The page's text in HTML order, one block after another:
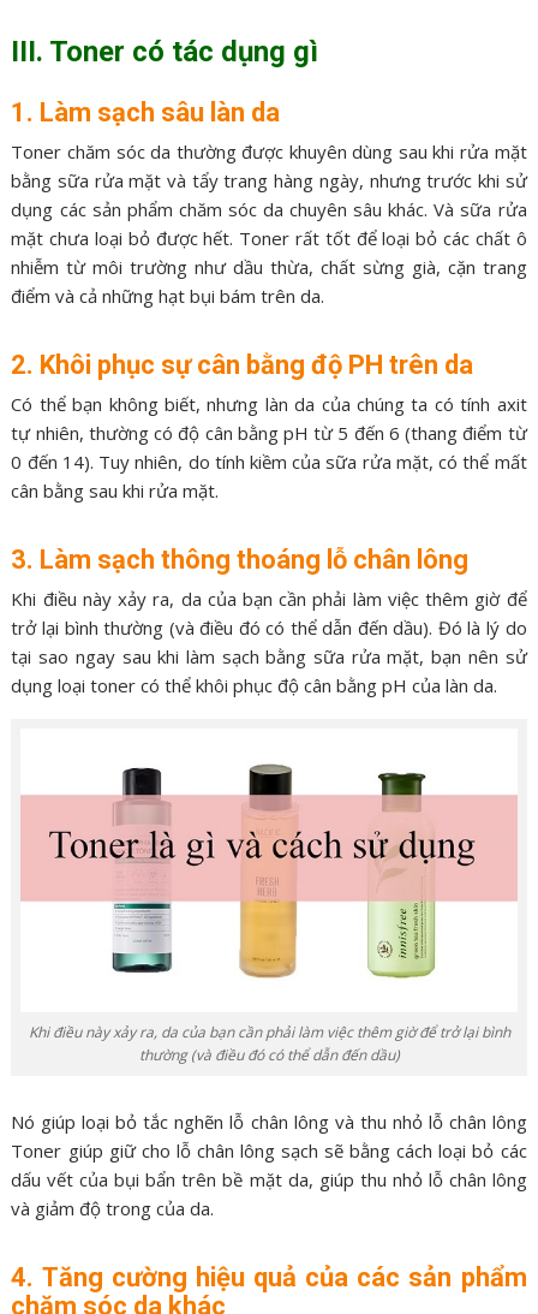
III. Toner có tác dụng gì
1. Làm sạch sâu làn da
Toner chăm sóc da thường được khuyên dùng sau khi rửa mặt
bằng sữa rửa mặt và tẩy trang hàng ngày, nhưng trước khi sử
dụng các sản phẩm chăm sóc da chuyên sâu khác. Và sữa rửa
mặt chưa loại bỏ được hết. Toner rất tốt để loại bỏ các chất ô
nhiễm từ môi trường như dầu thừa, chất sừng già, cặn trang
điểm và cả những hạt bụi bám trên da.
2. Khôi phục sự cân bằng độ PH trên da
Có thể bạn không biết, nhưng làn da của chúng ta có tính axit
tự nhiên, thường có độ cân bằng pH từ 5 đến 6 (thang điểm từ
0 đến 14). Tuy nhiên, do tính kiềm của sữa rửa mặt, có thể mất
cân bằng sau khi rửa mặt.
3. Làm sạch thông thoáng lỗ chân lông
Khi điều này xảy ra, da của bạn cần phải làm việc thêm giờ để
trở lại bình thường (và điều đó có thể dẫn đến dầu). Đó là lý do
tại sao ngay sau khi làm sạch bằng sữa rửa mặt, bạn nên sử
dụng loại toner có thể khôi phục độ cân bằng pH của làn da.
Khi điều này xảy ra, da của bạn cần phải làm việc thêm giờ để trở lại bình
thường (và điều đó có thể dẫn đến dầu)
Nó giúp loại bỏ tắc nghẽn lỗ chân lông và thu nhỏ lỗ chân lông
Toner giúp giữ cho lỗ chân lông sạch sẽ bằng cách loại bỏ các
dấu vết của bụi bẩn trên bề mặt da, giúp thu nhỏ lỗ chân lông
và giảm độ trong của da.
4. Tăng cường hiệu quả của các sản phẩm
chăm sóc da khác